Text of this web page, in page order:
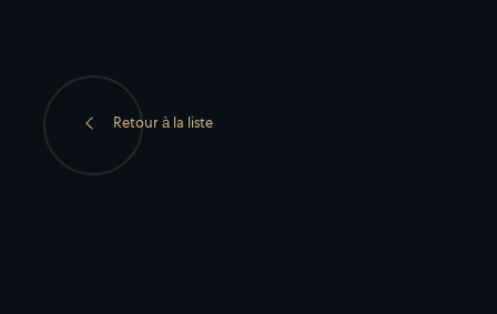
Retour à la liste